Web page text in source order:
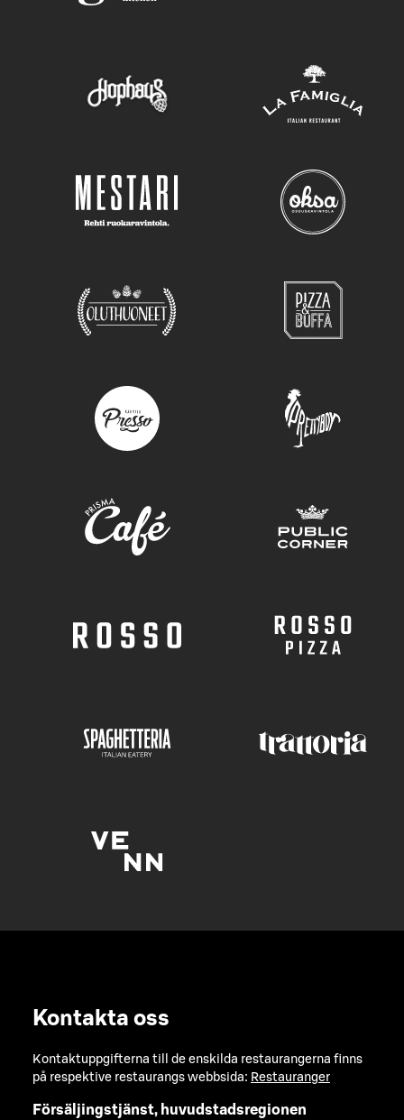
Kontakta oss
Kontaktuppgifterna till de enskilda restaurangerna finns
på respektive restaurangs webbsida: Restauranger
Försäljingstjänst, huvudstadsregionen